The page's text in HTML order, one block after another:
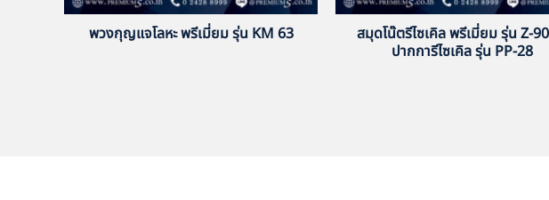
พวงกุญแจโลหะ พรีเมี่ยม รุ่น KM 63
สมุดโน๊ตรีไซเคิล พรีเมี่ยม รุ่น Z-
ปากการีไซเคิล รุ่น PP-28